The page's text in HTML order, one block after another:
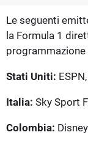
Le seguenti
la Formula 1
programmazione
Stati Uniti:
Italia: Sky Sport
Colombia: